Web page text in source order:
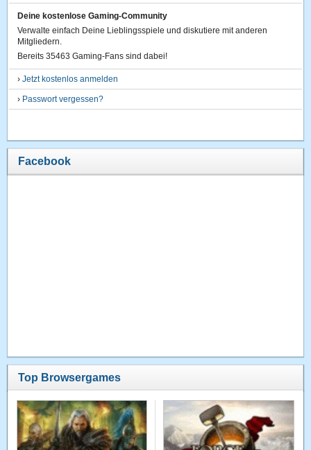
Deine kostenlose Gaming-Community
Verwalte einfach Deine Lieblingsspiele und diskutiere mit anderen
Mitgliedern.
Bereits 35463 Gaming-Fans sind dabei!
›Jetzt kostenlos anmelden
› Passwort vergessen?
Facebook
Top Browsergames